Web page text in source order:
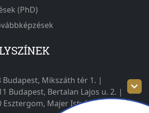
(PhD)
Budapest, Mikszáth tér 1. |
Budapest, Bertalan Lajos u. 2. |
Majer István út 1–3.